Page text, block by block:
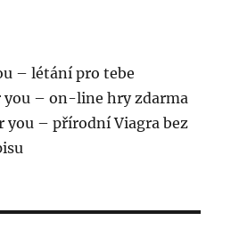
– létání pro tebe
you – on-line hry zdarma
you – přírodní Viagra bez